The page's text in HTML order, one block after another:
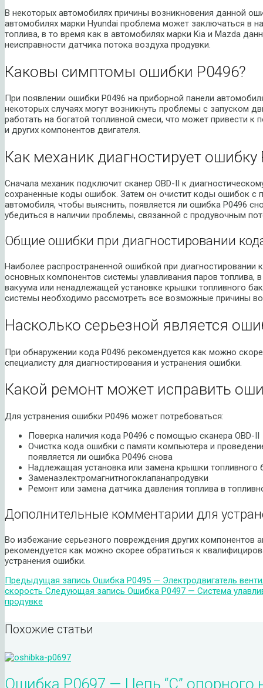
В некоторых автомобилях причины возникновения данной
автомобилях марки Hyundai проблема может заключаться в
топлива, в то время как в автомобилях марки Kia и Mazda
неисправности датчика потока воздуха продувки.
Каковы симптомы ошибки P0496?
При появлении ошибки P0496 на приборной панели
некоторых случаях могут возникнуть проблемы с запуском
работать на богатой топливной смеси, что может привести к
и других компонентов двигателя.
Как механик диагностирует ошибку
Сначала механик подключит сканер OBD-II к
сохраненные коды ошибок. Затем он очистит коды ошибок с
автомобиля, чтобы выяснить, появляется ли ошибка P0496
убедиться в наличии проблемы, связанной с продувочным
Общие ошибки при диагностировании
Наиболее распространенной ошибкой при диагностировании
основных компонентов системы улавливания паров топлива,
вакуума или ненадлежащей установке крышки топливного
системы необходимо рассмотреть все возможные причины
Насколько серьезной является
При обнаружении кода P0496 рекомендуется как можно
специалисту для диагностирования и устранения ошибки.
Какой ремонт может исправить
Для устранения ошибки P0496 может потребоваться:
Поверка наличия кода P0496 с помощью сканера OBD-II
Очистка кода ошибки с памяти компьютера и
появляется ли ошибка P0496 снова
Надлежащая установка или замена крышки топливного
Заменаэлектромагнитногоклапанапродувки
Ремонт или замена датчика давления топлива в
Дополнительные комментарии для
Во избежание серьезного повреждения других компонентов
рекомендуется как можно скорее обратиться к
устранения ошибки.
Предыдущая запись Ошибка P0495 — Электродвигатель
скорость Следующая запись Ошибка P0497 — Система
продувке
Похожие статьи
Ошибка P0697 — Цепь “C”